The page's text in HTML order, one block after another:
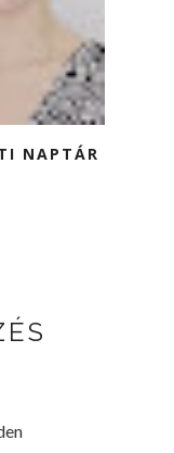
NAPTÁR